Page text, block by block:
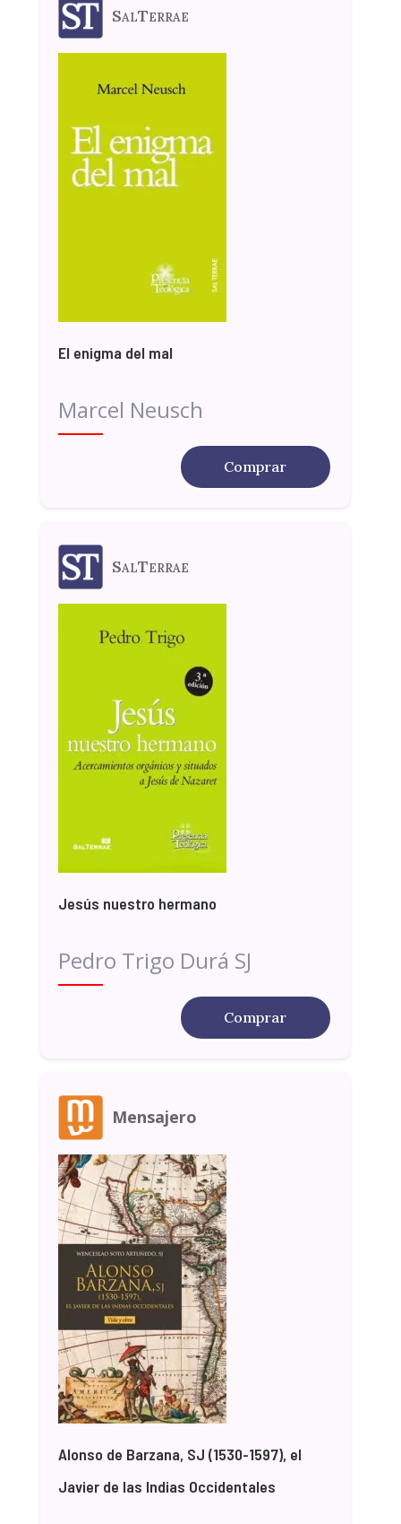
SalTerrae
El enigma del mal
Marcel Neusch
Comprar
SalTerrae
Jesús nuestro hermano
Pedro Trigo Durá SJ
Comprar
Mensajero
Alonso de Barzana, SJ (1530-1597), el
Javier de las Indias Occidentales